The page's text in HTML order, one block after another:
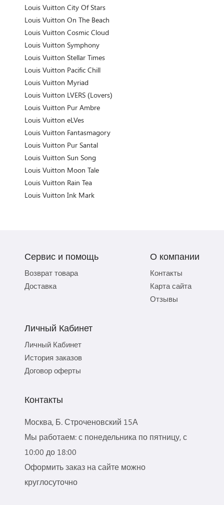
Louis Vuitton City Of Stars
Louis Vuitton On The Beach
Louis Vuitton Cosmic Cloud
Louis Vuitton Symphony
Louis Vuitton Stellar Times
Louis Vuitton Pacific Chill
Louis Vuitton Myriad
Louis Vuitton LVERS (Lovers)
Louis Vuitton Pur Ambre
Louis Vuitton eLVes
Louis Vuitton Fantasmagory
Louis Vuitton Pur Santal
Louis Vuitton Sun Song
Louis Vuitton Moon Tale
Louis Vuitton Rain Tea
Louis Vuitton Ink Mark
Сервис и помощь
Возврат товара
Доставка
О компании
Контакты
Карта сайта
Отзывы
Личный Кабинет
Личный Кабинет
История заказов
Договор оферты
Контакты
Москва, Б. Строченовский 15А
Мы работаем: с понедельника по пятницу, с
10:00 до 18:00
Оформить заказ на сайте можно
круглосуточно